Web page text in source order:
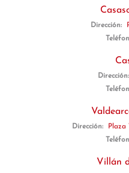
Dirección:
Dirección:
Dirección:
Plaza
Villán